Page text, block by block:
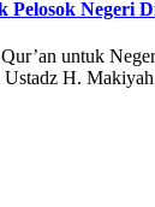
Negeri
untuk
H.